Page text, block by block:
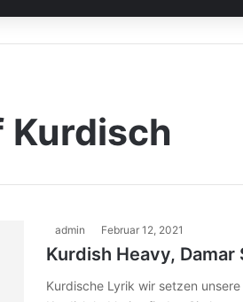
Kurdisch
admin Februar 12, 2021
Kurdish Heavy, Damar
Kurdische Lyrik wir setzen